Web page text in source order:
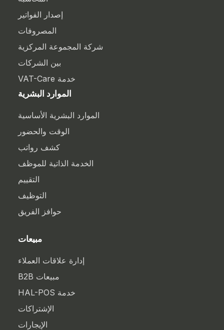
إصدار الفواتير
المصروفات
شركة المجموعة المركزية
بين الشركات
خدمة VAT-Care
الموارد البشرية
الموارد البشرية الأساسية
الوقت والحضور
كشف رواتب
الخدمة الذاتية للموظف
التقييم
التوظيف
حوافز الفريق
مبيعات
إدارة علاقات العملاء
مبيعات B2B
خدمة HAL-POS
الإشتراكات
الإيجارات